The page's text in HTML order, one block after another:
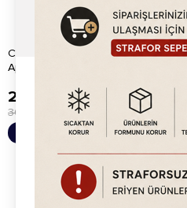
Chocoworld Yeşil Elma (Green
Apple) Şurup 700ml
%4
İndirim
289.20 TL
300.00
Sepete Ekle